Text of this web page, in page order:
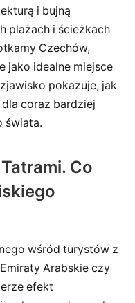
i bujną
plażach i ścieżkach
Czechów,
jako idealne miejsce
pokazuje, jak
coraz bardziej
świata.
Co
wśród turystów z
Arabskie czy
efekt